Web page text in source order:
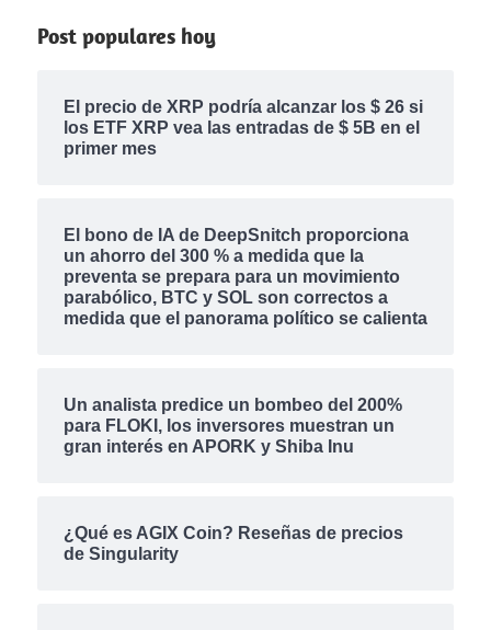
Post populares hoy
El precio de XRP podría alcanzar los $ 26 si
los ETF XRP vea las entradas de $ 5B en el
primer mes
El bono de IA de DeepSnitch proporciona
un ahorro del 300 % a medida que la
preventa se prepara para un movimiento
parabólico, BTC y SOL son correctos a
medida que el panorama político se calienta
Un analista predice un bombeo del 200%
para FLOKI, los inversores muestran un
gran interés en APORK y Shiba Inu
¿Qué es AGIX Coin? Reseñas de precios
de Singularity